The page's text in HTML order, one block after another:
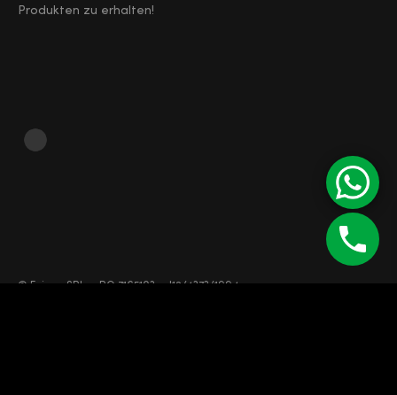
Produkten zu erhalten!
© Enipau SRL RO 7165103 J12/4373/1994